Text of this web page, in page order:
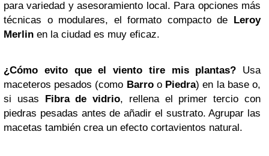
para variedad y asesoramiento local. Para opciones más
técnicas o modulares, el formato compacto de
Leroy
Merlin en la ciudad es muy eficaz.
¿Cómo evito que el viento tire mis plantas? Usa
maceteros pesados (como Barroo Piedra) en la base o,
si usas
Fibra de vidrio, rellena el primer tercio con
piedras pesadas antes de añadir el sustrato. Agrupar las
macetas también crea un efecto cortavientos natural.